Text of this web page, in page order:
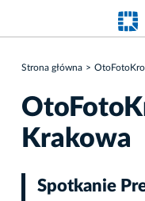
Strona główna
Krakowa
Spotkanie